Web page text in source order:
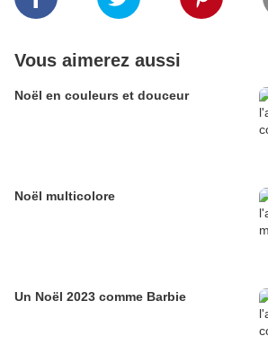
Vous aimerez aussi
Noël en couleurs et douceur
Noël multicolore
Un Noël 2023 comme Barbie